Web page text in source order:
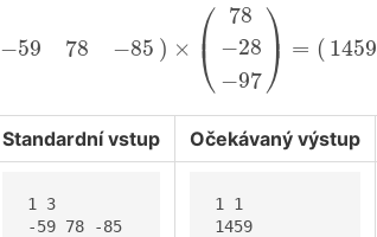
−59 78 −85 ) × ⎛
⎜
⎝
78
−28
−97
⎞
⎟
⎠ = ( 1459
Standardní vstup Očekávaný výstup
1 3
-59 78 -85
1 1
1459